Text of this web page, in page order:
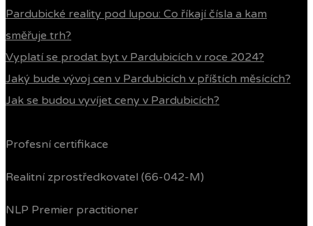
Pardubické reality pod lupou: Co říkají čísla a kam
směřuje trh?
Vyplatí se prodat byt v Pardubicích v roce 2024?
Jaký bude vývoj cen v Pardubicích v příštích měsících?
Jak se budou vyvíjet ceny v Pardubicích?
Profesní certifikace
Realitní zprostředkovatel (66-042-M)
NLP Premier practitioner